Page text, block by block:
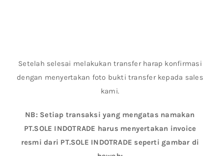
Setelah selesai melakukan transfer harap konfirmasi
dengan menyertakan foto bukti transfer kepada sales
kami.
NB: Setiap transaksi yang mengatas namakan
PT.SOLE INDOTRADE harus menyertakan invoice
resmi dari PT.SOLE INDOTRADE seperti gambar di